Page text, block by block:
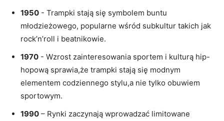
1950 ‌- ​Trampki stają się symbolem buntu
młodzieżowego, popularne ⁣wśród subkultur takich jak
rock’n’roll i ‍beatnikowie.
1970 -​ Wzrost zainteresowania sportem ⁣i ⁢kulturą hip-
hopową sprawia,że ⁤trampki⁣ stają⁣ się⁤ modnym
elementem codziennego ‌stylu,a ‍nie tylko ⁣obuwiem
‌sportowym.
1990 – Rynki zaczynają⁤ wprowadzać limitowane